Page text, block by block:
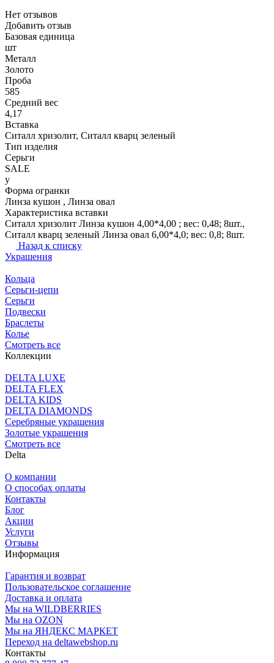
Нет отзывов
Добавить отзыв
Базовая единица
шт
Металл
Золото
Проба
585
Средний вес
4,17
Вставка
Ситалл хризолит, Ситалл кварц зеленый
Тип изделия
Серьги
SALE
y
Форма огранки
Линза кушон , Линза овал
Характеристика вставки
Ситалл хризолит Линза кушон 4,00*4,00 ; вес: 0,48; 8шт.,
Ситалл кварц зеленый Линза овал 6,00*4,0; вес: 0,8; 8шт.
Назад к списку
Украшения
Кольца
Серьги-цепи
Серьги
Подвески
Браслеты
Колье
Смотреть все
Коллекции
DELTA LUXE
DELTA FLEX
DELTA KIDS
DELTA DIAMONDS
Серебряные украшения
Золотые украшения
Смотреть все
Delta
О компании
О способах оплаты
Контакты
Блог
Акции
Услуги
Отзывы
Информация
Гарантия и возврат
Пользовательское соглашение
Доставка и оплата
Мы на WILDBERRIES
Мы на OZON
Мы на ЯНДЕКС МАРКЕТ
Переход на deltawebshop.ru
Контакты